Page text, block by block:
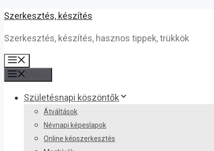
Kilépés
tartalomba
Szerkesztés, készítés
Szerkesztés, készítés, hasznos tippek, trükkök
Születésnapi köszöntők
Átváltások
Névnapi képeslapok
Online képszerkesztés